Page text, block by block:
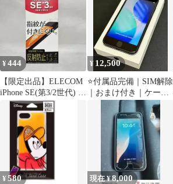
¥444
【限定出品】ELECOM
iPhone SE(第3/2世代) 液
晶保護フィルム
¥ 12,500
⭐付属品完備｜SIM解除
｜おまけ付き｜ケース
付き｜iPhoneSE 64GB
¥580 現在 ¥8,000